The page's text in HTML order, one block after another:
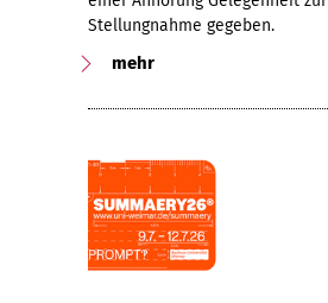
Stellungnahme gegeben.
mehr